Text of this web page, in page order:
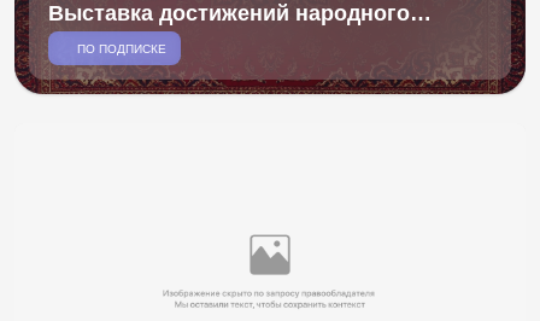
Выставка достижений народного
хозяйства (ВДНХ)
ПО ПОДПИСКЕ